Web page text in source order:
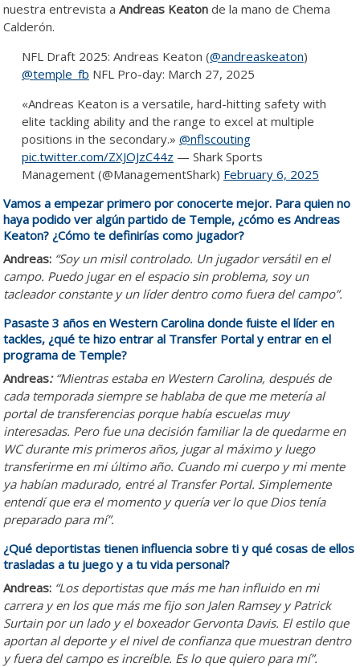
nuestra entrevista aAndreas Keaton de la mano de Chema
Calderón.
NFL Draft 2025: Andreas Keaton (@andreaskeaton)
@temple_fb NFL Pro-day: March 27, 2025
«Andreas Keaton is a versatile, hard-hitting safety with
elite tackling ability and the range to excel at multiple
positions in the secondary.» @nflscouting
pic.twitter.com/ZXJOJzC44z— Shark Sports
Management (@ManagementShark) February 6, 2025
Vamos a empezar primero por conocerte mejor. Para quien no
haya podido ver algún partido de Temple, ¿cómo es Andreas
Keaton? ¿Cómo te definirías como jugador?
Andreas: “Soy un misil controlado. Un jugador versátil en el
campo. Puedo jugar en el espacio sin problema, soy un
tacleador constante y un líder dentro como fuera del campo”.
Pasaste 3 años en Western Carolina donde fuiste el líder en
tackles, ¿qué te hizo entrar al Transfer Portal y entrar en el
programa de Temple?
Andreas:“Mientras estaba en Western Carolina, después de
cada temporada siempre se hablaba de que me metería al
portal de transferencias porque había escuelas muy
interesadas. Pero fue una decisión familiar la de quedarme en
WC durante mis primeros años, jugar al máximo y luego
transferirme en mi último año. Cuando mi cuerpo y mi mente
ya habían madurado, entré al Transfer Portal. Simplemente
entendí que era el momento y quería ver lo que Dios tenía
preparado para mí”.
¿Qué deportistas tienen influencia sobre ti y qué cosas de ellos
trasladas a tu juego y a tu vida personal?
Andreas: “Los deportistas que más me han influido en mi
carrera y en los que más me fijo son Jalen Ramsey y Patrick
Surtain por un lado y el boxeador Gervonta Davis. El estilo que
aportan al deporte y el nivel de confianza que muestran dentro
y fuera del campo es increíble. Es lo que quiero para mí”.